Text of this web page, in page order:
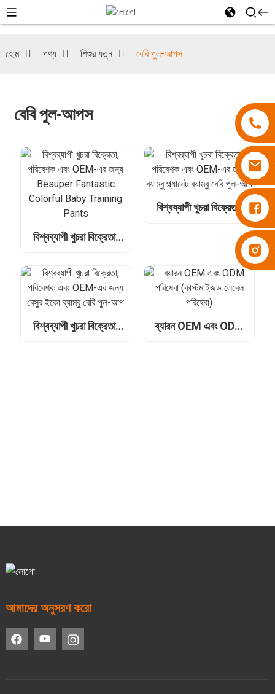
ডায়াপার বেসুপার
হোম পণ্য শিশুর যত্ন বেবি পুল-আপস
বেবি পুল-আপস
বিশ্বব্যাপী খুচরা বিক্রেতা,
Fantastic Colorful
Baby Training
Pants
বিশ্বব্যাপী খুচরা বিক্রেতা,
পরিবেশক এবং OEM-এর
জন্য ব্যাম্বু প্ল্যানেট ব্যাম্বু
বিশ্বব্যাপী খুচরা বিক্রেতা,
ব্যারন OEM এবং ODM
আমাদের অনুসরণ করো